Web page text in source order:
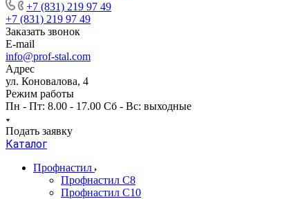
+7 (831) 219 97 49
+7 (831) 219 97 49
Заказать звонок
E-mail
info@prof-stal.com
Адрес
ул. Коновалова, 4
Режим работы
Пн - Пт: 8.00 - 17.00 Сб - Вс: выходные
Подать заявку
Каталог
Профнастил
Профнастил С8
Профнастил С10